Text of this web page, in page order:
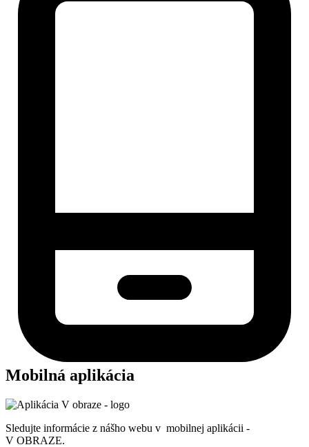
Mobilná aplikácia
Sledujte informácie z nášho webu v mobilnej aplikácii -
V OBRAZE.